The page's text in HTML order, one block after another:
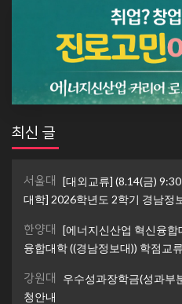
최신 글
서울대 [대외교류] (8.14(금)
대학] 2026학년도 2학기 경남정
한양대 [에너지신산업 혁신융합
융합대학 ((경남정보대)) 학점교
강원대
우수성과장학금(성과부
청안내